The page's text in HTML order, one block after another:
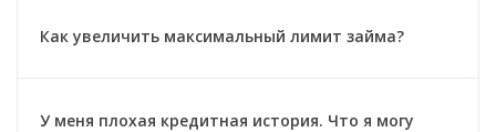
Как увеличить максимальный лимит займа?
У меня плохая кредитная история. Что я могу